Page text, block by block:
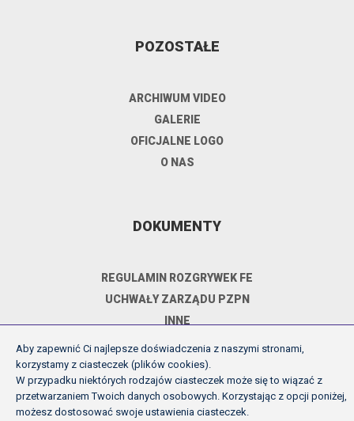
POZOSTAŁE
ARCHIWUM VIDEO
GALERIE
OFICJALNE LOGO
O NAS
DOKUMENTY
REGULAMIN ROZGRYWEK FE
UCHWAŁY ZARZĄDU PZPN
INNE
POLITYKA PRYWATNOŚCI
Copyright (c) Futsal Ekstraklasa 2026
Aby zapewnić Ci najlepsze doświadczenia z naszymi stronami,
korzystamy z ciasteczek (plików cookies).
W przypadku niektórych rodzajów ciasteczek może się to wiązać z
przetwarzaniem Twoich danych osobowych. Korzystając z opcji poniżej,
możesz dostosować swoje ustawienia ciasteczek.